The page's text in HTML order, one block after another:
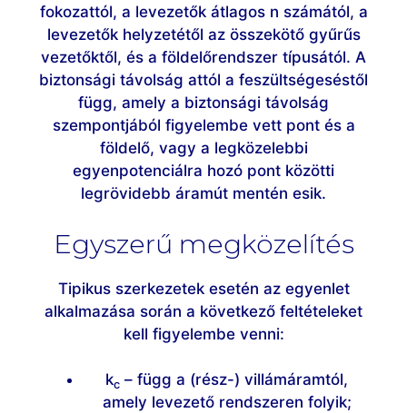
fokozattól, a levezetők átlagos n számától, a
levezetők helyzetétől az összekötő gyűrűs
vezetőktől, és a földelőrendszer típusától. A
biztonsági távolság attól a feszültségeséstől
függ, amely a biztonsági távolság
szempontjából figyelembe vett pont és a
földelő, vagy a legközelebbi
egyenpotenciálra hozó pont közötti
legrövidebb áramút mentén esik.
Egyszerű megközelítés
Tipikus szerkezetek esetén az egyenlet
alkalmazása során a következő feltételeket
kell figyelembe venni:
kc – függ a (rész-) villámáramtól,
amely levezető rendszeren folyik;